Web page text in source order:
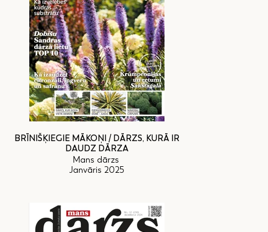
BRĪNIŠĶIEGIE MĀKOŅI / DĀRZS, KURĀ IR
DAUDZ DĀRZA
Mans dārzs
Janvāris 2025